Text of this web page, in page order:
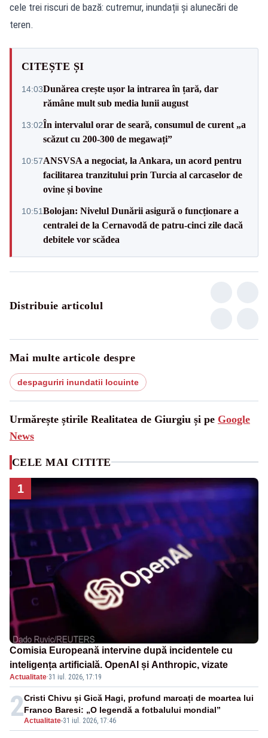
cele trei riscuri de bază: cutremur, inundații și alunecări de
teren.
CITEȘTE ȘI
14:03Dunărea crește ușor la intrarea în țară, dar
rămâne mult sub media lunii august
13:02În intervalul orar de seară, consumul de curent „a
scăzut cu 200-300 de megawați”
10:57ANSVSA a negociat, la Ankara, un acord pentru
facilitarea tranzitului prin Turcia al carcaselor de
ovine și bovine
10:51Bolojan: Nivelul Dunării asigură o funcționare a
centralei de la Cernavodă de patru-cinci zile dacă
debitele vor scădea
Distribuie articolul
Mai multe articole despre
despaguriri inundatii locuinte
Urmărește știrile Realitatea de Giurgiu și pe Google
News
CELE MAI CITITE
1
Comisia Europeană intervine după incidentele cu
inteligența artificială. OpenAI și Anthropic, vizate
Actualitate·31 iul. 2026, 17:19
2Actualitate-31 iul. 2026, 17:46
Cristi Chivu și Gică Hagi, profund marcați de moartea lui
Franco Baresi: „O legendă a fotbalului mondial”